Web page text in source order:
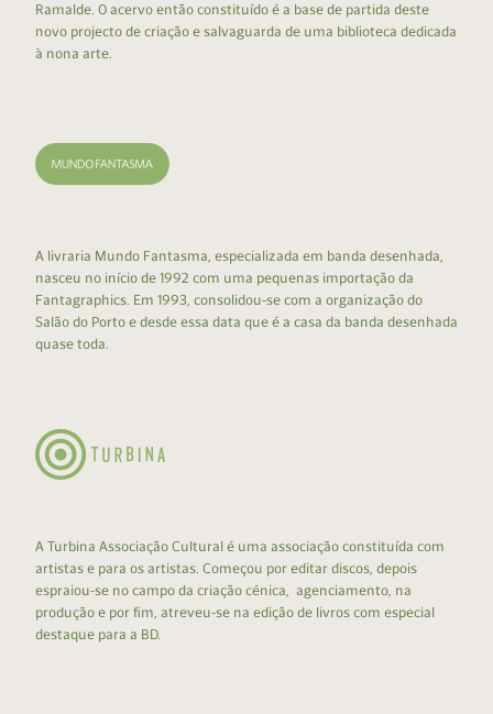
Ramalde. O acervo então constituído é a base de partida deste
novo projecto de criação e salvaguarda de uma biblioteca dedicada
à nona arte.
A livraria Mundo Fantasma, especializada em banda desenhada,
nasceu no início de 1992 com uma pequenas importação da
Fantagraphics. Em 1993, consolidou-se com a organização do
Salão do Porto e desde essa data que é a casa da banda desenhada
quase toda.
A Turbina Associação Cultural é uma associação constituída com
artistas e para os artistas. Começou por editar discos, depois
espraiou-se no campo da criação cénica, agenciamento, na
produção e por fim, atreveu-se na edição de livros com especial
destaque para a BD.